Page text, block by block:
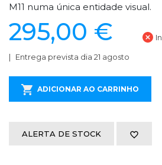
M11 numa única entidade visual.
295,00 €
Entrega prevista dia 21 agosto
ADICIONAR AO CARRINHO
ALERTA DE STOCK